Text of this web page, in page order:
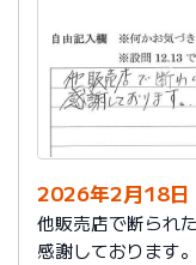
2026年2月18日
他販売店で断られ
感謝しております。